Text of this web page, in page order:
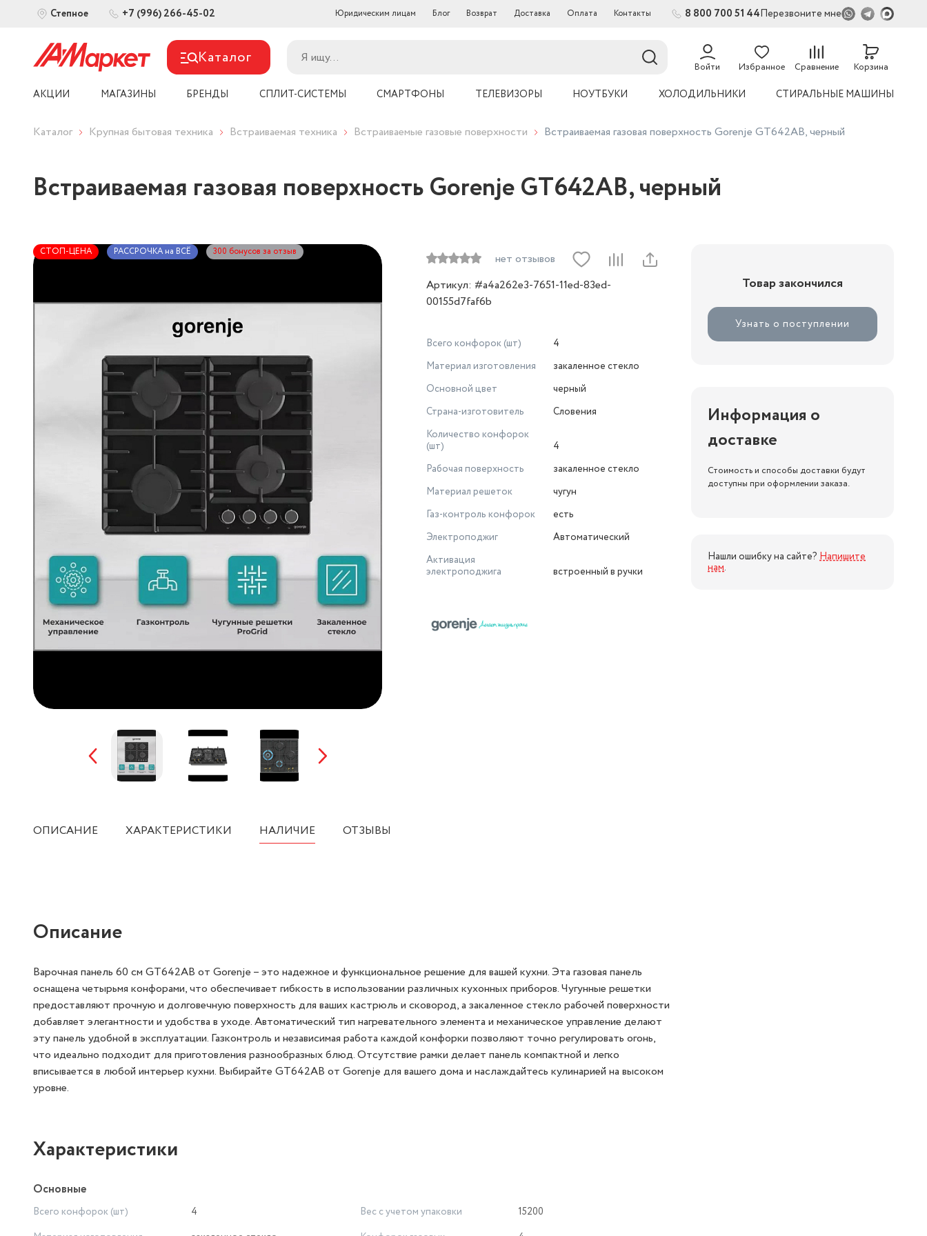
Степное +7 (996) 266-45-02 Юридическим лицам Блог Возврат Доставка Оплата Контакты 8 800 700 51 44Перезвоните мне
Каталог Войти Избранное Сравнение
54
Корзина
АКЦИИ МАГАЗИНЫ БРЕНДЫ СПЛИТ-СИСТЕМЫ СМАРТФОНЫ ТЕЛЕВИЗОРЫ НОУТБУКИ ХОЛОДИЛЬНИКИ СТИРАЛЬНЫЕ МАШИНЫ
Каталог Крупная бытовая техника Встраиваемая техника Встраиваемые газовые поверхности Встраиваемая газовая поверхность Gorenje GT642AB, черный
Встраиваемая газовая поверхность Gorenje GT642AB, черный
СТОП-ЦЕНА РАССРОЧКА на ВСЁ 300 бонусов за отзыв
нет отзывов
Артикул: #a4a262e3-7651-11ed-83ed-
00155d7faf6b
Всего конфорок (шт)
4
Материал изготовления
закаленное стекло
Основной цвет
черный
Страна-изготовитель
Словения
Количество конфорок
(шт)
4
Рабочая поверхность
закаленное стекло
Материал решеток
чугун
Газ-контроль конфорок
есть
Электроподжиг
Автоматический
Активация
электроподжига
встроенный в ручки
Товар закончился
Узнать о поступлении
Информация о
доставке
Стоимость и способы доставки будут
доступны при оформлении заказа.
Нашли ошибку на сайте? Напишите
нам.
ОПИСАНИЕ ХАРАКТЕРИСТИКИ НАЛИЧИЕ ОТЗЫВЫ
Описание
Варочная панель 60 см GT642AB от Gorenje – это надежное и функциональное решение для вашей кухни. Эта газовая панель
оснащена четырьмя конфорами, что обеспечивает гибкость в использовании различных кухонных приборов. Чугунные решетки
предоставляют прочную и долговечную поверхность для ваших кастрюль и сковород, а закаленное стекло рабочей поверхности
добавляет элегантности и удобства в уходе. Автоматический тип нагревательного элемента и механическое управление делают
эту панель удобной в эксплуатации. Газконтроль и независимая работа каждой конфорки позволяют точно регулировать огонь,
что идеально подходит для приготовления разнообразных блюд. Отсутствие рамки делает панель компактной и легко
вписывается в любой интерьер кухни. Выбирайте GT642AB от Gorenje для вашего дома и наслаждайтесь кулинарией на высоком
уровне.
Характеристики
Основные
Всего конфорок (шт)
4
Вес с учетом упаковки
15200